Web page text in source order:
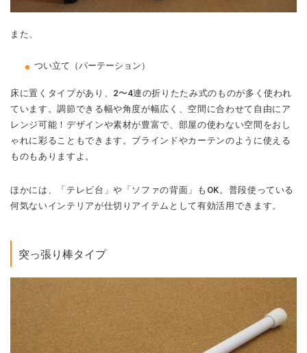
また、
つい立て（パーテーション）
床に置くタイプがあり、2〜4連の折りたたみ式のものが多く使われ
ています。調節できる幅や角度が幅広く、空間に合わせて自由にア
レンジ可能！デザインや素材が豊富で、部屋の使わない空間をおし
ゃれに彩ることもできます。ブラインドやカーテンのように使える
ものもありますよ。
ほかには、「テレビ台」や「ソファの背面」もOK。普段使っている
何気ないインテリアが仕切りアイテムとして有効活用できます。
突っ張り棒タイプ